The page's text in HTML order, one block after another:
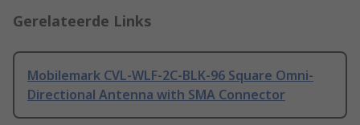
Gerelateerde Links
Mobilemark CVL-WLF-2C-BLK-96 Square Omni-
Directional Antenna with SMA Connector